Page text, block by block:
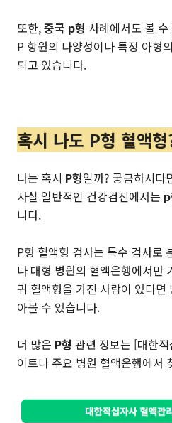
또한,중국 p형 사례에서도 볼
P 항원의 다양성이나 특정 아형
되고 있습니다.
혹시 나도 P형 혈액
나는 혹시 P형일까? 궁금하시다
사실 일반적인 건강검진에서는
니다.
P형 혈액형 검사는 특수 검사로
나 대형 병원의 혈액은행에서만
귀 혈액형을 가진 사람이 있다
아볼 수 있습니다.
더 많은 P형 관련 정보는 [대한
이트나 주요 병원 혈액은행에서